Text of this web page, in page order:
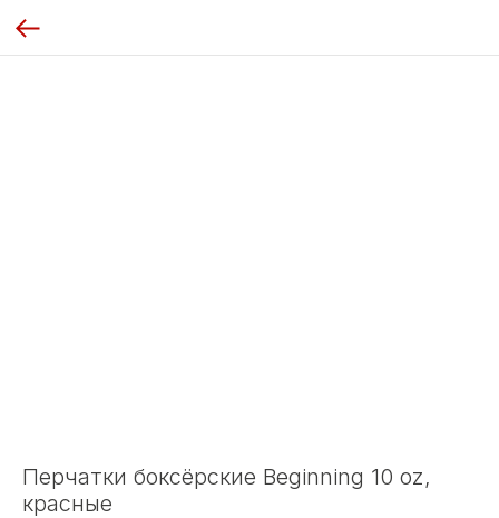
Перчатки боксёрские Beginning 10 oz,
красные